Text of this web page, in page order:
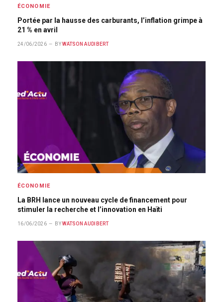
ÉCONOMIE
Portée par la hausse des carburants, l’inflation grimpe à
21 % en avril
24/06/2026 BY WATSON AUDIBERT
ÉCONOMIE
La BRH lance un nouveau cycle de financement pour
stimuler la recherche et l’innovation en Haïti
16/06/2026 BY WATSON AUDIBERT